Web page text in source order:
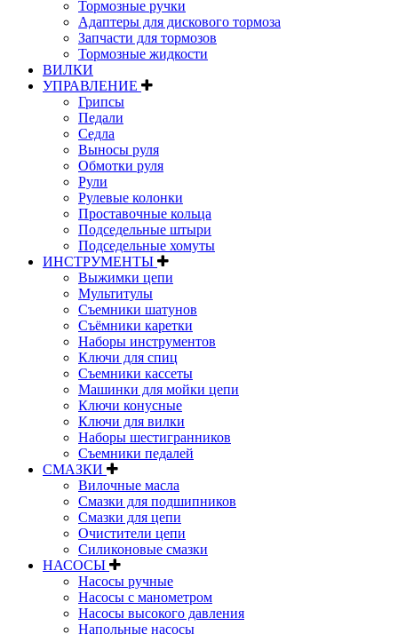
Тормозные ручки
Адаптеры для дискового тормоза
Запчасти для тормозов
Тормозные жидкости
ВИЛКИ
УПРАВЛЕНИЕ
Грипсы
Педали
Седла
Выносы руля
Обмотки руля
Рули
Рулевые колонки
Проставочные кольца
Подседельные штыри
Подседельные хомуты
ИНСТРУМЕНТЫ
Выжимки цепи
Мультитулы
Съемники шатунов
Съёмники каретки
Наборы инструментов
Ключи для спиц
Съемники кассеты
Машинки для мойки цепи
Ключи конусные
Ключи для вилки
Наборы шестигранников
Съемники педалей
СМАЗКИ
Вилочные масла
Смазки для подшипников
Смазки для цепи
Очистители цепи
Силиконовые смазки
НАСОСЫ
Насосы ручные
Насосы с манометром
Насосы высокого давления
Напольные насосы